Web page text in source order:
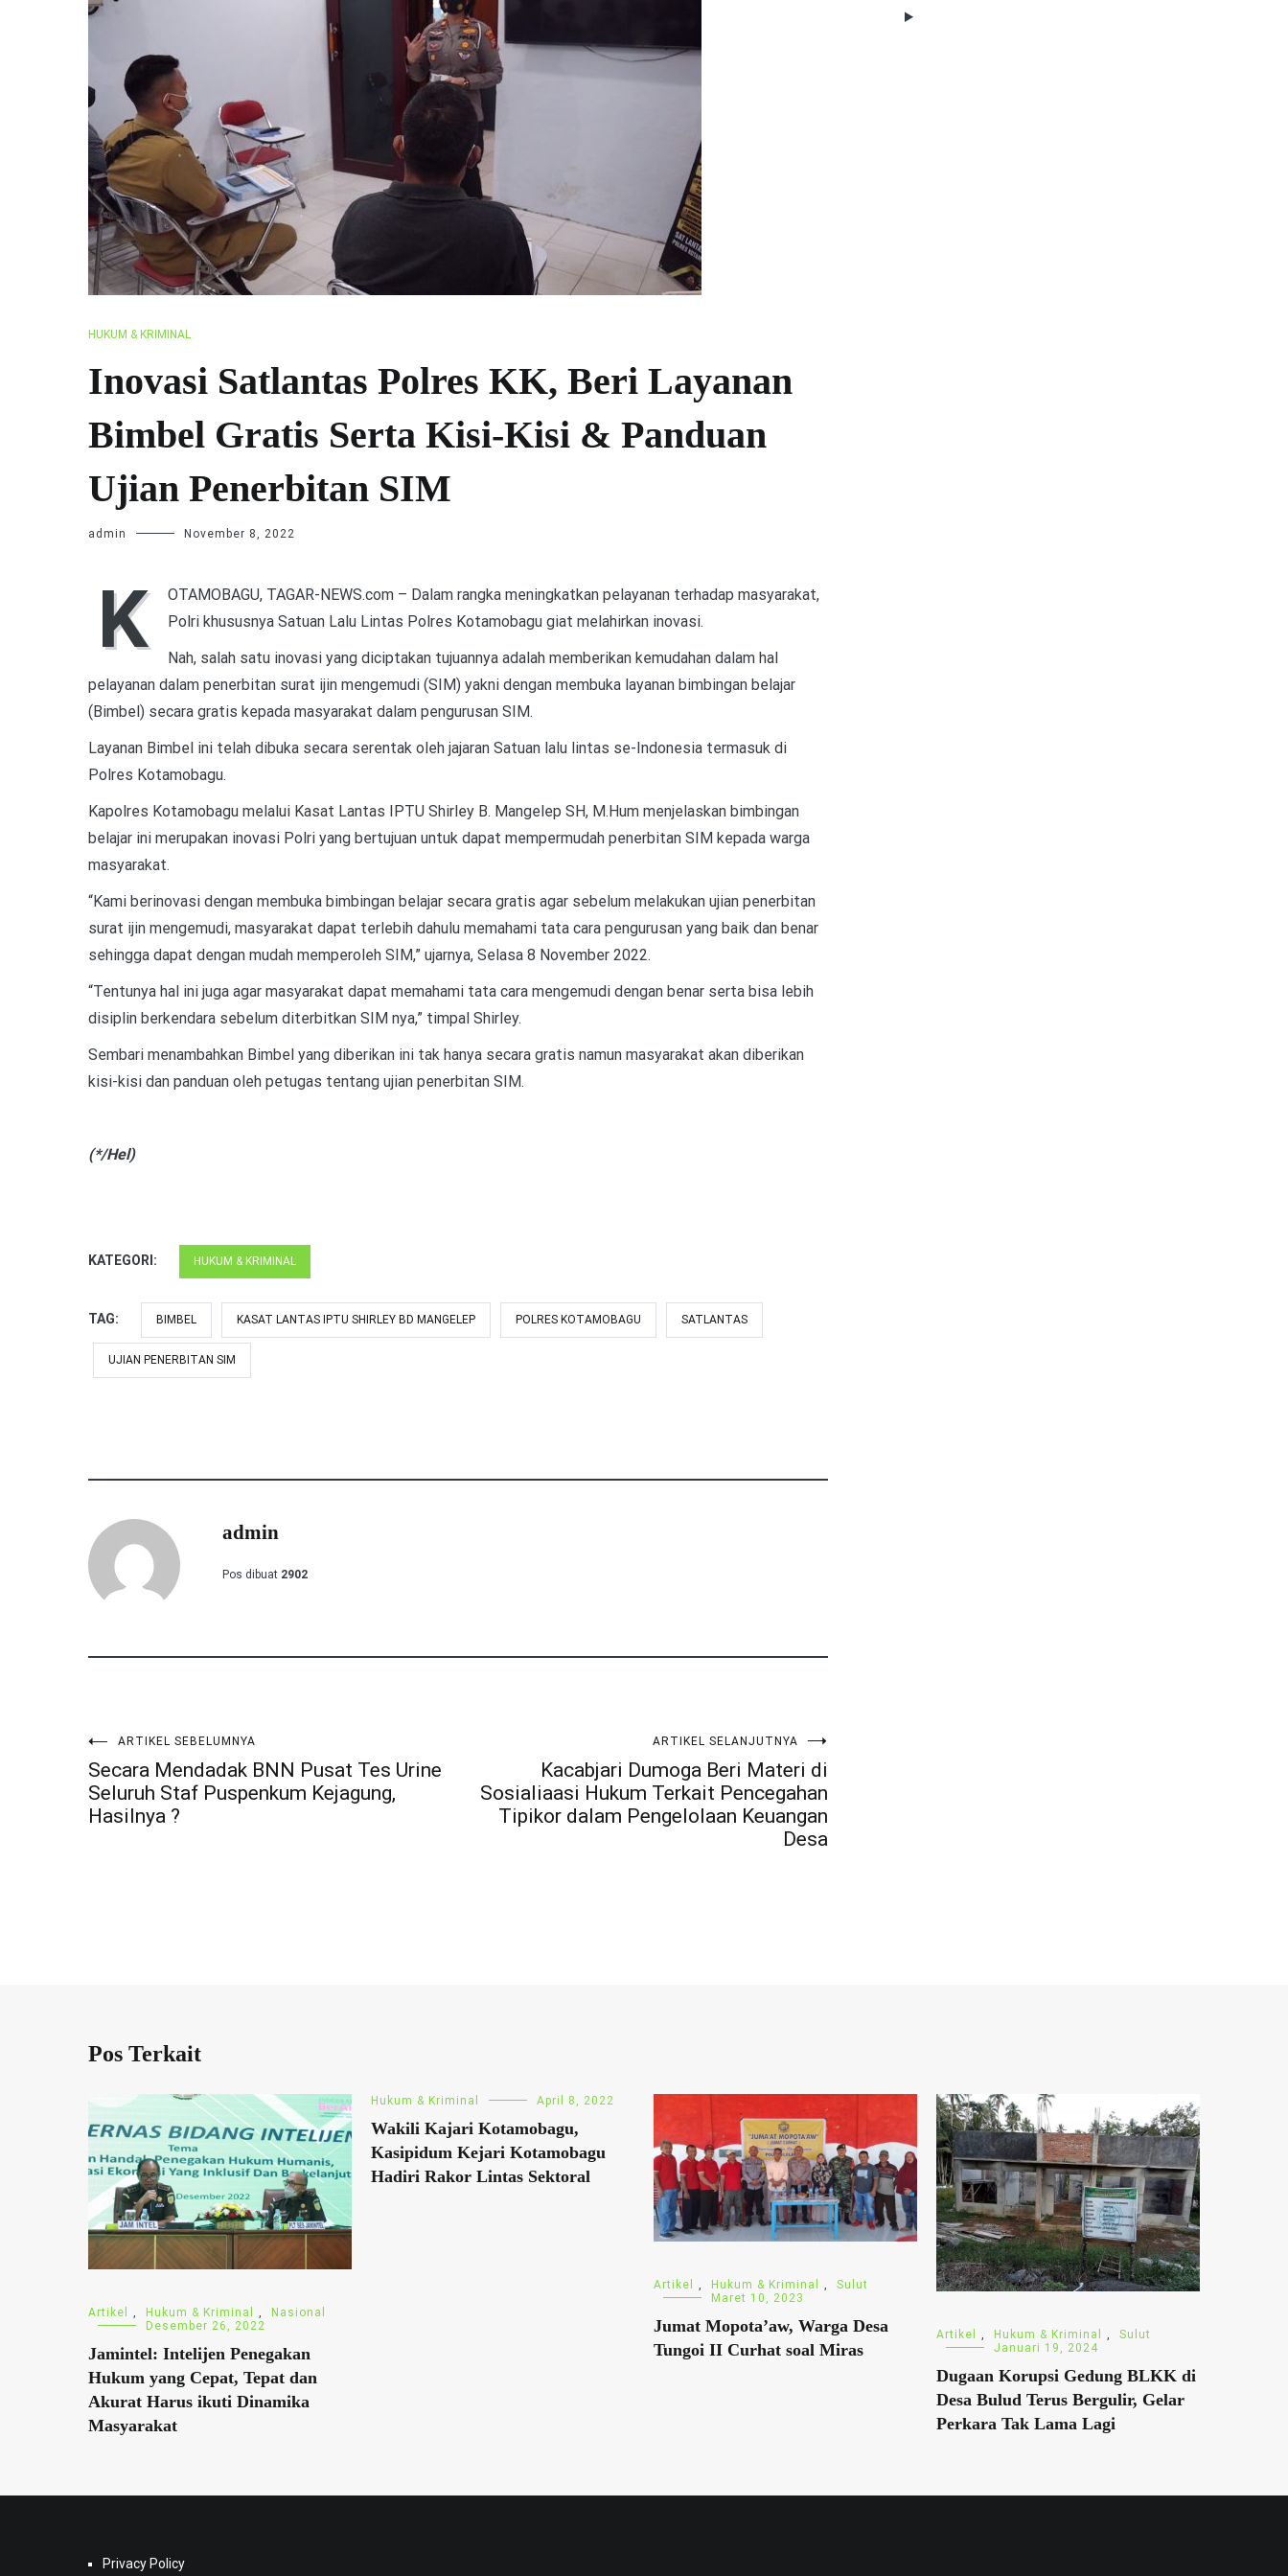
HUKUM & KRIMINAL
Inovasi Satlantas Polres KK, Beri Layanan
Bimbel Gratis Serta Kisi-Kisi & Panduan
Ujian Penerbitan SIM
admin November 8, 2022
K
OTAMOBAGU, TAGAR-NEWS.com – Dalam rangka meningkatkan pelayanan terhadap masyarakat,
Polri khususnya Satuan Lalu Lintas Polres Kotamobagu giat melahirkan inovasi.
Nah, salah satu inovasi yang diciptakan tujuannya adalah memberikan kemudahan dalam hal
pelayanan dalam penerbitan surat ijin mengemudi (SIM) yakni dengan membuka layanan bimbingan belajar
(Bimbel) secara gratis kepada masyarakat dalam pengurusan SIM.
Layanan Bimbel ini telah dibuka secara serentak oleh jajaran Satuan lalu lintas se-Indonesia termasuk di
Polres Kotamobagu.
Kapolres Kotamobagu melalui Kasat Lantas IPTU Shirley B. Mangelep SH, M.Hum menjelaskan bimbingan
belajar ini merupakan inovasi Polri yang bertujuan untuk dapat mempermudah penerbitan SIM kepada warga
masyarakat.
“Kami berinovasi dengan membuka bimbingan belajar secara gratis agar sebelum melakukan ujian penerbitan
surat ijin mengemudi, masyarakat dapat terlebih dahulu memahami tata cara pengurusan yang baik dan benar
sehingga dapat dengan mudah memperoleh SIM,” ujarnya, Selasa 8 November 2022.
“Tentunya hal ini juga agar masyarakat dapat memahami tata cara mengemudi dengan benar serta bisa lebih
disiplin berkendara sebelum diterbitkan SIM nya,” timpal Shirley.
Sembari menambahkan Bimbel yang diberikan ini tak hanya secara gratis namun masyarakat akan diberikan
kisi-kisi dan panduan oleh petugas tentang ujian penerbitan SIM.
(*/Hel)
KATEGORI: HUKUM & KRIMINAL
TAG: BIMBEL KASAT LANTAS IPTU SHIRLEY BD MANGELEP POLRES KOTAMOBAGU SATLANTAS
UJIAN PENERBITAN SIM
admin
Pos dibuat 2902
Navigasi
pos
ARTIKEL SEBELUMNYA
Secara Mendadak BNN Pusat Tes Urine
Seluruh Staf Puspenkum Kejagung,
Hasilnya ?
ARTIKEL SELANJUTNYA
Kacabjari Dumoga Beri Materi di
Sosialiaasi Hukum Terkait Pencegahan
Tipikor dalam Pengelolaan Keuangan
Desa
Pos Terkait
Artikel , Hukum & Kriminal ,
Nasional
Desember 26, 2022
Jamintel: Intelijen Penegakan
Hukum yang Cepat, Tepat dan
Akurat Harus ikuti Dinamika
Masyarakat
Hukum & Kriminal April 8, 2022
Wakili Kajari Kotamobagu,
Kasipidum Kejari Kotamobagu
Hadiri Rakor Lintas Sektoral
Artikel , Hukum & Kriminal ,
Sulut
Maret 10, 2023
Jumat Mopota’aw, Warga Desa
Tungoi II Curhat soal Miras
Artikel , Hukum & Kriminal ,
Sulut
Januari 19, 2024
Dugaan Korupsi Gedung BLKK di
Desa Bulud Terus Bergulir, Gelar
Perkara Tak Lama Lagi
Privacy Policy